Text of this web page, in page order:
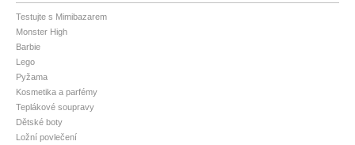
Testujte s Mimibazarem
Monster High
Barbie
Lego
Pyžama
Kosmetika a parfémy
Teplákové soupravy
Dětské boty
Ložní povlečení